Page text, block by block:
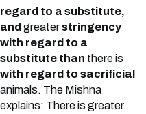
regard to a substitute,
and greaterstringency
with regard to a
substitute than there is
with regard to sacrificial
animals. The Mishna
explains: There is greater